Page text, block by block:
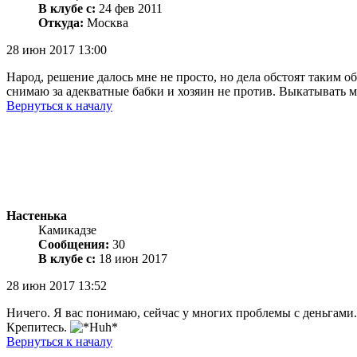
В клубе с: 24 фев 2011
Откуда: Москва
28 июн 2017 13:00
Народ, решение далось мне не просто, но дела обстоят таким
снимаю за адекватные бабки и хозяин не против.
Вернуться к началу
Настенька
Камикадзе
Сообщения: 30
В клубе с: 18 июн 2017
28 июн 2017 13:52
Ничего. Я вас понимаю, сейчас у многих проблемы с
Крепитесь.
Вернуться к началу